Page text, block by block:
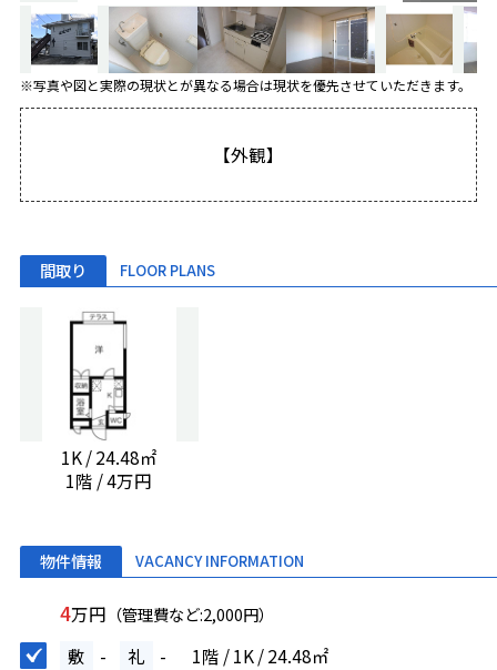
※写真や図と実際の現状とが異なる場合は現状を優先させていただきます。
【外観】
間取り FLOOR PLANS
1K / 24.48㎡
1階 / 4万円
物件情報 VACANCY INFORMATION
4万円 （管理費など:2,000円）
敷 - 礼 - 1階 / 1K / 24.48㎡